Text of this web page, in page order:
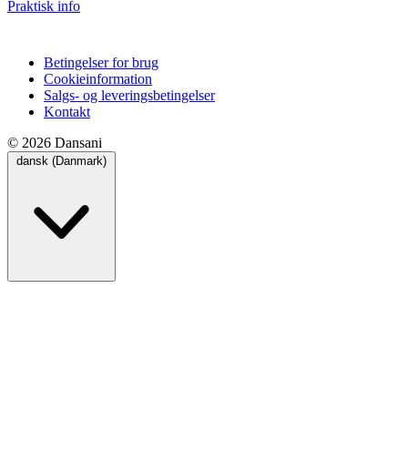
Praktisk info
Betingelser for brug
Cookieinformation
Salgs- og leveringsbetingelser
Kontakt
© 2026 Dansani
dansk (Danmark)